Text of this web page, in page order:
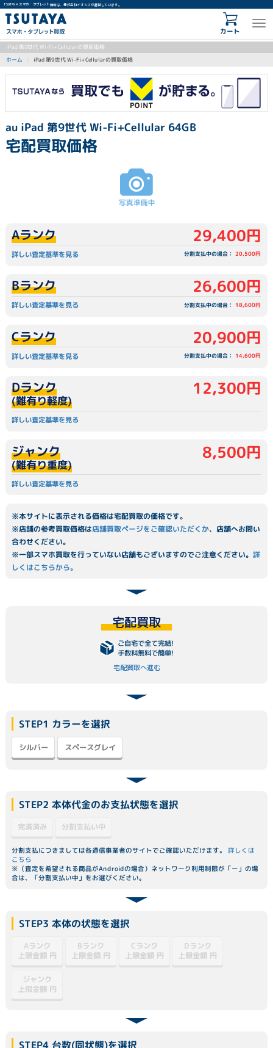
TSUTAYA スマホ・タブレット買取は、株式会社イオシスが運営しています。
カート
iPad 第9世代 Wi-Fi+Cellularの買取価格
ホーム iPad 第9世代 Wi-Fi+Cellularの買取価格
au iPad 第9世代 Wi-Fi+Cellular 64GB
宅配買取価格
詳しい査定基準を見る
Aランク 29,400円
分割支払中の場合：20,500円
詳しい査定基準を見る
Bランク 26,600円
分割支払中の場合： 18,600円
詳しい査定基準を見る
Cランク 20,900円
分割支払中の場合： 14,600円
詳しい査定基準を見る
Dランク
(難有り軽度)
12,300円
詳しい査定基準を見る
ジャンク
(難有り重度)
8,500円
※本サイトに表示される価格は宅配買取の価格です。
※店舗の参考買取価格は店舗買取ページをご確認いただくか、店舗へお問い
合わせください。
※一部スマホ買取を行っていない店舗もございますのでご注意ください。詳
しくはこちらから。
宅配買取
ご自宅で全て完結!
手数料無料で簡単!
宅配買取へ進む
STEP1 カラーを選択
シルバー スペースグレイ
STEP2 本体代金のお支払状態を選択
完済済み 分割支払い中
分割支払につきましては各通信事業者のサイトでご確認いただけます。詳しくは
こちら
※（査定を希望される商品がAndroidの場合）ネットワーク利用制限が「ー」の場
合は、「分割支払い中」をお選びください。
STEP3 本体の状態を選択
Aランク
上限金額 円
Bランク
上限金額 円
Cランク
上限金額 円
Dランク
上限金額 円
ジャンク
上限金額 円
STEP4 台数(同状態)を選択